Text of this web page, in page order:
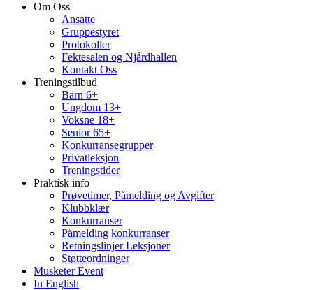
Om Oss
Ansatte
Gruppestyret
Protokoller
Fektesalen og Njårdhallen
Kontakt Oss
Treningstilbud
Barn 6+
Ungdom 13+
Voksne 18+
Senior 65+
Konkurransegrupper
Privatleksjon
Treningstider
Praktisk info
Prøvetimer, Påmelding og Avgifter
Klubbklær
Konkurranser
Påmelding konkurranser
Retningslinjer Leksjoner
Støtteordninger
Musketer Event
In English